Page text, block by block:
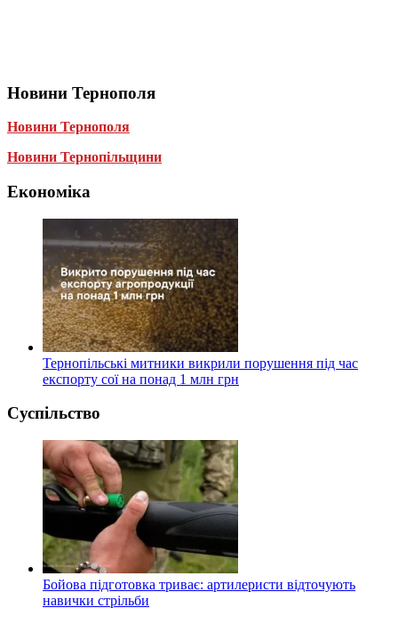
Новини Тернополя
Новини Тернополя
Новини Тернопільщини
Економіка
Тернопільські митники викрили порушення під час
експорту сої на понад 1 млн грн
Суспільство
Бойова підготовка триває: артилеристи відточують
навички стрільби